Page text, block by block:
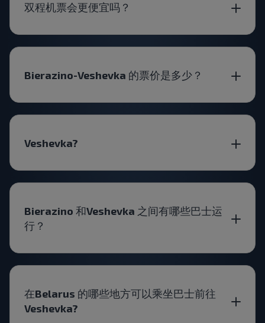
双程机票会更便宜吗？
Bierazino-Veshevka 的票价是多少？
Veshevka?
Bierazino 和Veshevka 之间有哪些巴士运
行？
在Belarus 的哪些地方可以乘坐巴士前往
Veshevka?